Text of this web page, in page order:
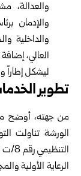
‏والعدالة،
والإدمان
والداخلية
العالي،
ليشكل إطاراً
تطوير
من جهته، أوضح
الورشة تناولت
الرعاية الأولية